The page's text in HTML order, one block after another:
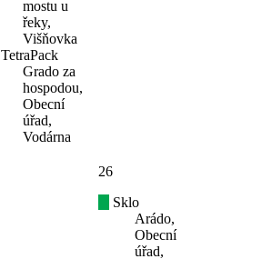
mostu u
řeky,
Višňovka
TetraPack
Grado za
hospodou,
Obecní
úřad,
Vodárna
26
Sklo
Arádo,
Obecní
úřad,